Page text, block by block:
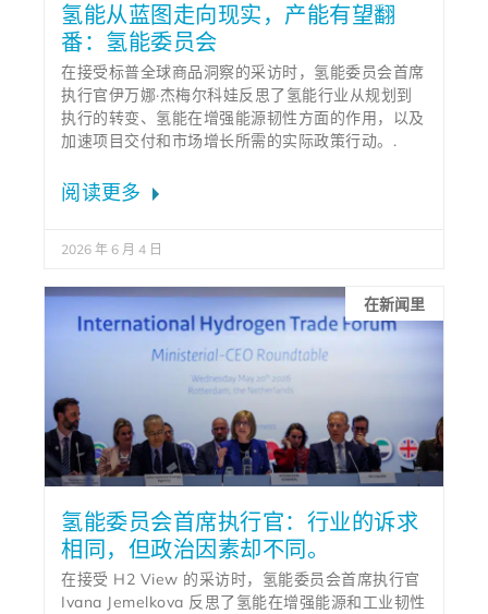
氢能从蓝图走向现实，产能有望翻
番：氢能委员会
在接受标普全球商品洞察的采访时，氢能委员会首席
执行官伊万娜·杰梅尔科娃反思了氢能行业从规划到
执行的转变、氢能在增强能源韧性方面的作用，以及
加速项目交付和市场增长所需的实际政策行动。.
阅读更多
2026 年 6 月 4 日
在新闻里
氢能委员会首席执行官：行业的诉求
相同，但政治因素却不同。
在接受 H2 View 的采访时，氢能委员会首席执行官
Ivana Jemelkova 反思了氢能在增强能源和工业韧性